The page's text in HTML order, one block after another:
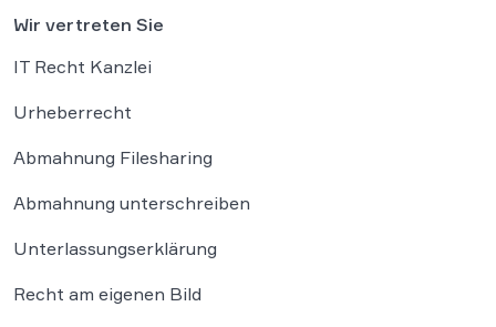
Wir vertreten Sie
IT Recht Kanzlei
Urheberrecht
Abmahnung Filesharing
Abmahnung unterschreiben
Unterlassungserklärung
Recht am eigenen Bild